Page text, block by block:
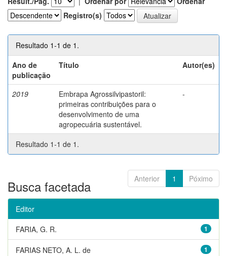
Registro(s)
Resultado 1-1 de 1.
Ano de
publicação
Título Autor(es)
2019
Embrapa Agrossilvipastoril:
primeiras contribuições para o
desenvolvimento de uma
agropecuária sustentável.
-
Resultado 1-1 de 1.
Anterior 1 Póximo
Busca facetada
Editor
1
FARIA, G. R.
1
FARIAS NETO, A. L. de